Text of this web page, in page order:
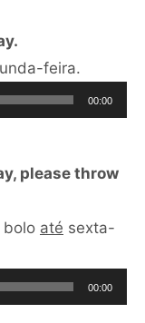
feira.
de
áudio
00:00
please throw
bolo até sexta-
00:00